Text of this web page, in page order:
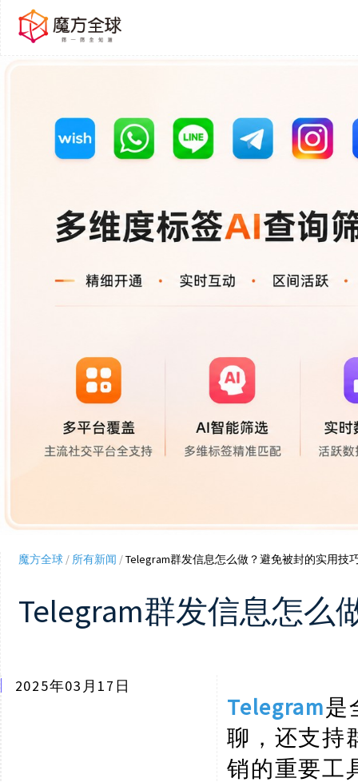
魔方全球/ 所有新闻 /Telegram群发信息怎么做？避免被封的实用技
Telegram群发信息怎么
2025年03月17日
Telegram是
聊，还支持
销的重要工